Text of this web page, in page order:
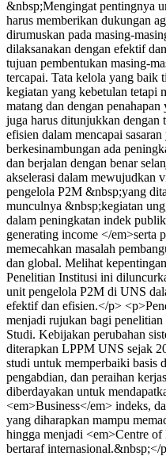
&nbsp;Mengingat pentingnya
harus memberikan dukungan
dirumuskan pada masing-
dilaksanakan dengan efektif
tujuan pembentukan masing-
tercapai. Tata kelola yang baik
kegiatan yang kebetulan tetapi
matang dan dengan
juga harus ditunjukkan dengan
efisien dalam mencapai
berkesinambungan ada
dan berjalan dengan benar
akselerasi dalam mewujudkan
pengelola P2M &nbsp;yang
munculnya &nbsp;kegiatan
dalam peningkatan indek
generating income </em>serta
memecahkan masalah
dan global. Melihat
Penelitian Institusi ini
unit pengelola P2M di UNS
efektif dan efisien.</p>
menjadi rujukan bagi
Studi. Kebijakan perubahan
diterapkan LPPM UNS sejak
studi untuk memperbaiki basis
pengabdian, dan peraihan
diberdayakan untuk
<em>Business</em> indeks,
yang diharapkan mampu
hingga menjadi <em>Centre
bertaraf internasional.&nbsp;</